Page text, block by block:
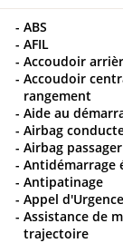
ABS
AFIL
Accoudoir
Accoudoir
rangement
Aide au
Airbag
Airbag
Antidémarrage
Antipatinage
Appel
Assistance de
trajectoire